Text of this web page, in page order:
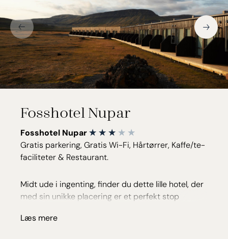
Fosshotel Nupar
Fosshotel Nupar
Gratis parkering, Gratis Wi-Fi, Hårtørrer, Kaffe/te-
faciliteter & Restaurant.
Midt ude i ingenting, finder du dette lille hotel, der
med sin unikke placering er et perfekt stop
værelser, halvdelen med udsigt til gletsjeren, og
Læs mere